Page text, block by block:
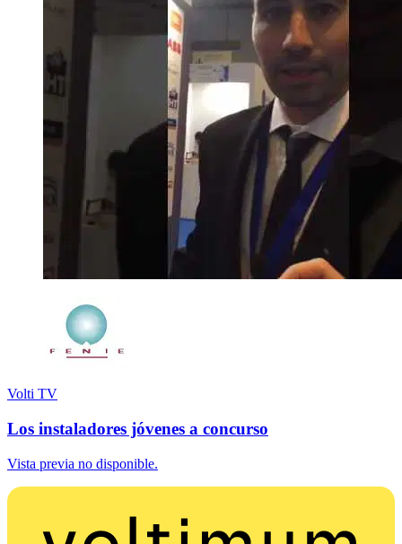
Volti TV
Los instaladores jóvenes a concurso
Vista previa no disponible.